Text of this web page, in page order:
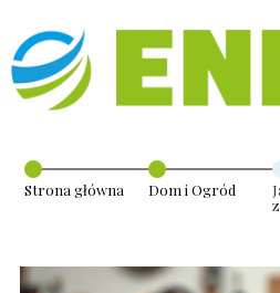
Strona główna Dom i Ogród